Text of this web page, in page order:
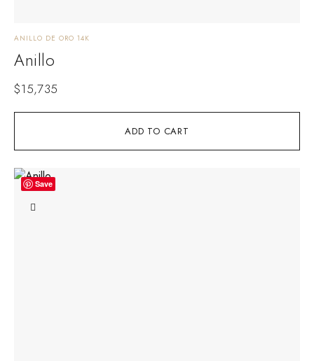
ADD TO CART
ANILLO DE ORO 14K
Anillo
$15,735
Save